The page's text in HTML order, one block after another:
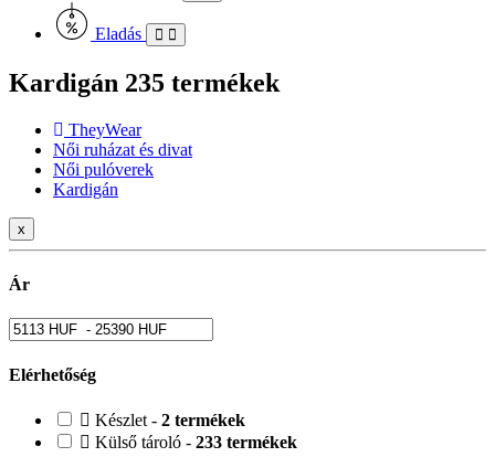
Eladás
Kardigán 235 termékek
TheyWear
Női ruházat és divat
Női pulóverek
Kardigán
x
Ár
Elérhetőség
Készlet - 2 termékek
Külső tároló - 233 termékek